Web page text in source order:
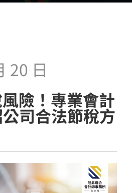
20 日
險！專業會計
司合法節稅方